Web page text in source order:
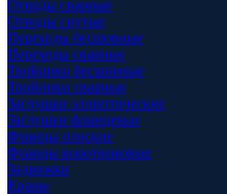
Отводы сварные
Отводы гнутые
Переходы бесшовные
Переходы сварные
Тройники бесшовные
Тройники сварные
Заглушки эллиптические
Заглушки фланцевые
Фланцы плоские
Фланцы воротниковые
Задвижки
Краны